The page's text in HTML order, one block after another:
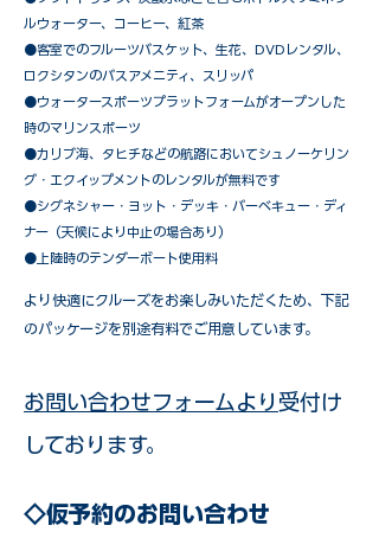
ルウォーター、コーヒー、紅茶
●客室でのフルーツバスケット、生花、DVDレンタル、
ロクシタンのバスアメニティ、スリッパ
●ウォータースポーツプラットフォームがオープンした
時のマリンスポーツ
●カリブ海、タヒチなどの航路においてシュノーケリン
グ・エクイップメントのレンタルが無料です
​●シグネシャー・ヨット・デッキ・バーベキュー・ディ
ナー（天候により中止の場合あり）
●上陸時のテンダーボート使用料
​より快適にクルーズをお楽しみいただくため、下記
のパッケージを別途有料でご用意しています。​
お問い合わせフォームより 受付け
しております。
◇仮予約のお問い合わせ